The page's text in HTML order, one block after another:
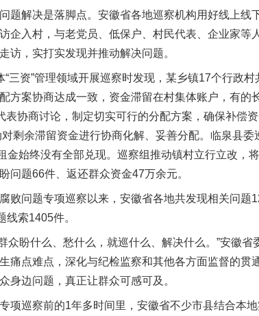
解决是落脚点。安徽省各地巡察机构用好线上线
企入村，与老党员、低保户、村民代表、企业家等
访，实打实发现并推动解决问题。
资”管理领域开展巡察时发现，某乡镇17个行政村
方案协商达成一致，资金滞留在村集体账户，有的
表协商讨论，制定切实可行的分配方案，确保补偿
剩余滞留资金进行协商化解、妥善分配。临泉县
金始终没有全部兑现。巡察组推动镇村立行立改，
问题66件、返还群众资金47万余元。
问题专项巡察以来，安徽省各地共发现相关问题
索1405件。
盼什么、愁什么，就巡什么、解决什么。”安徽省
痛点难点，深化与纪检监察和其他各方面监督的贯
身边问题，真正让群众可感可及。
巡察前的1年多时间里，安徽省不少市县结合本地
一纸欠条伤亲情 巡回调解促和解..